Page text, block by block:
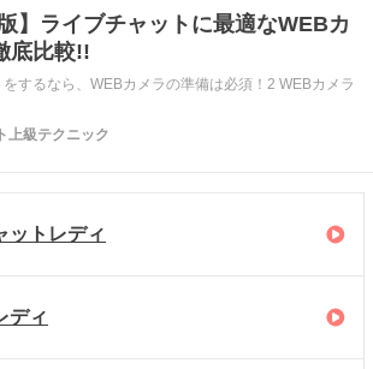
】ライブチャットに最適なWEBカ
底比較!!
するなら、WEBカメラの準備は必須！2 WEBカメラ
上級テクニック
ットレディ
ディ